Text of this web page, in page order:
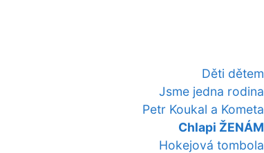
Děti dětem
Jsme jedna rodina
Petr Koukal a Kometa
Chlapi ŽENÁM
Hokejová tombola